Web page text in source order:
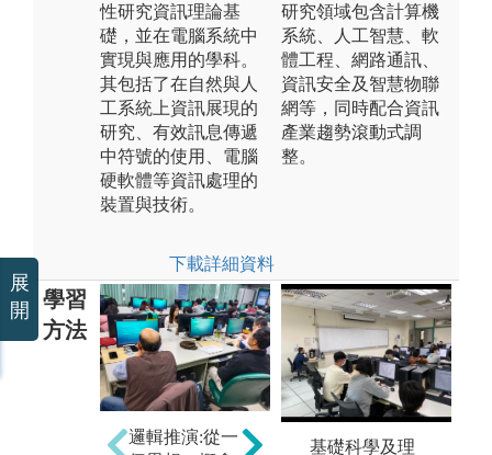
性研究資訊理論基
礎，並在電腦系統中
實現與應用的學科。
其包括了在自然與人
工系統上資訊展現的
研究、有效訊息傳遞
中符號的使用、電腦
硬軟體等資訊處理的
裝置與技術。
下載詳細資料
研究領域包含計算機
系統、人工智慧、軟
體工程、網路通訊、
資訊安全及智慧物聯
網等，同時配合資訊
產業趨勢滾動式調
整。
學習
方法
邏輯推演:從一
團隊學習:是指
基礎科學及理
展
開